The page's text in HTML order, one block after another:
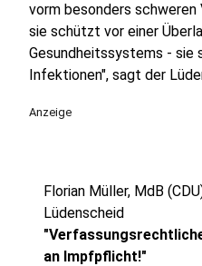
vorm besonders
sie schützt vor einer
Gesundheitssystems - sie
Infektionen", sagt der
Anzeige
Florian Müller, MdB
Lüdenscheid
an Impfpflicht!"